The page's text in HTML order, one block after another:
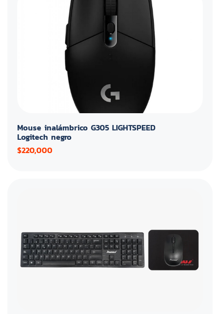
Mouse inalámbrico G305 LIGHTSPEED
Logitech negro
$220,000